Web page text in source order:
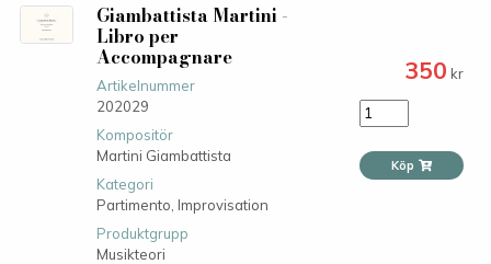
Giambattista Martini -
Libro per
Accompagnare
Artikelnummer
202029
Kompositör
Martini Giambattista
Kategori
Partimento, Improvisation
Produktgrupp
Musikteori
350 kr
Köp